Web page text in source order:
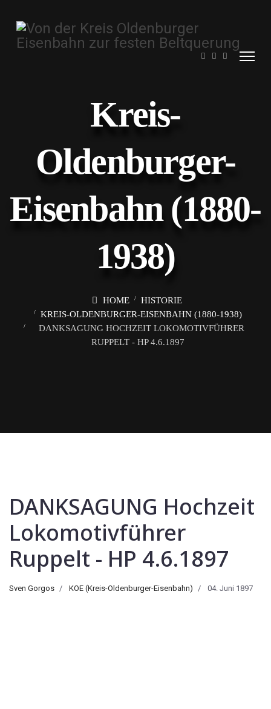
Kreis-
Oldenburger-
Eisenbahn (1880-
1938)
HOME
HISTORIE
KREIS-OLDENBURGER-EISENBAHN (1880-1938)
DANKSAGUNG HOCHZEIT LOKOMOTIVFÜHRER
RUPPELT - HP 4.6.1897
DANKSAGUNG Hochzeit
Lokomotivführer
Ruppelt - HP 4.6.1897
Sven Gorgos KOE (Kreis-Oldenburger-Eisenbahn) 04. Juni 1897